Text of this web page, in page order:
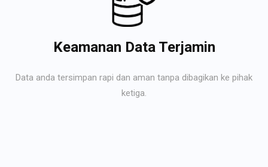
Keamanan Data Terjamin
Data anda tersimpan rapi dan aman tanpa dibagikan ke pihak
ketiga.